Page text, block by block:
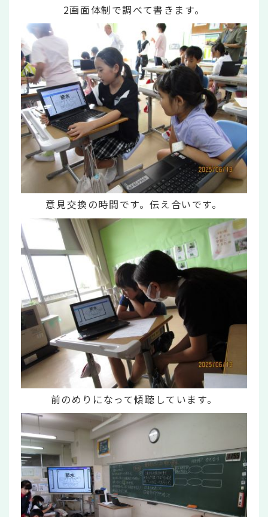
2画面体制で調べて書きます。
意見交換の時間です。伝え合いです。
前のめりになって傾聴しています。